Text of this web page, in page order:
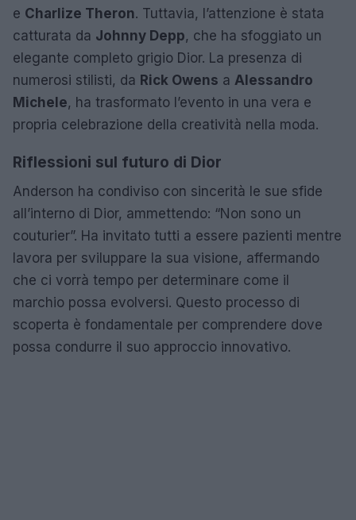
e Charlize Theron. Tuttavia, l’attenzione è stata
catturata da Johnny Depp, che ha sfoggiato un
elegante completo grigio Dior. La presenza di
numerosi stilisti, da Rick Owens a Alessandro
Michele, ha trasformato l’evento in una vera e
propria celebrazione della creatività nella moda.
Riflessioni sul futuro di Dior
Anderson ha condiviso con sincerità le sue sfide
all’interno di Dior, ammettendo: “Non sono un
couturier”. Ha invitato tutti a essere pazienti mentre
lavora per sviluppare la sua visione, affermando
che ci vorrà tempo per determinare come il
marchio possa evolversi. Questo processo di
scoperta è fondamentale per comprendere dove
possa condurre il suo approccio innovativo.